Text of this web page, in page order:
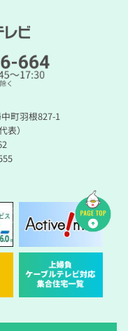
町羽根827-1
表）